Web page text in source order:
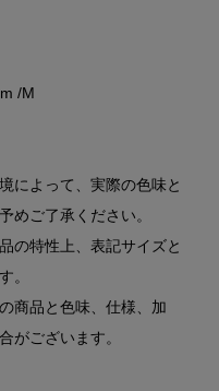
/M
によって、実際の色味と
めご了承ください。
の特性上、表記サイズと
。
商品と色味、仕様、加
がございます。